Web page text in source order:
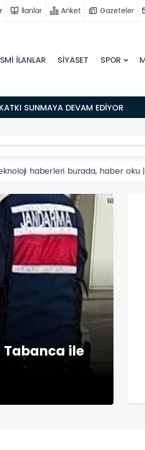
İlanlar Anket Gazeteler
İLANLAR SİYASET SPOR
SUNMAYA DEVAM EDİYOR
haberleri burada, haber oku
Tabanca ile